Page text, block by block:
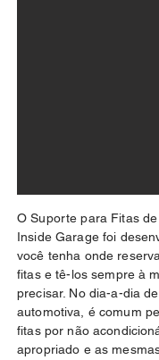
O Suporte para Fitas
Inside Garage foi
você tenha onde
fitas e tê-los sempre à
precisar. No dia-a-dia
automotiva, é comum
fitas por não
apropriado e as